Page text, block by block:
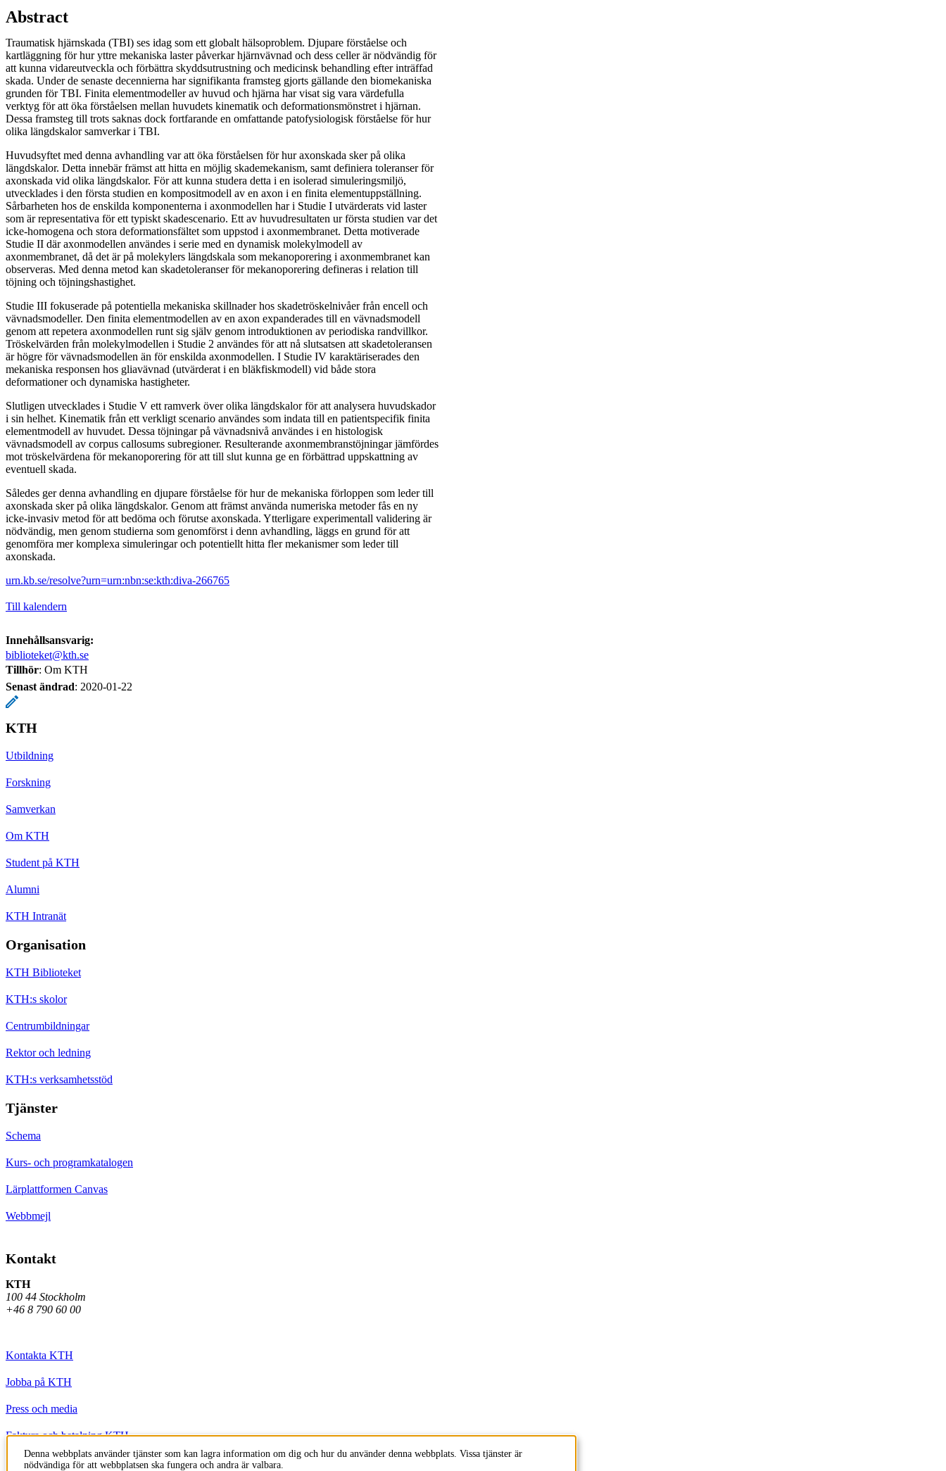
Abstract
Traumatisk hjärnskada (TBI) ses idag som ett globalt hälsoproblem. Djupare förståelse och
kartläggning för hur yttre mekaniska laster påverkar hjärnvävnad och dess celler är nödvändig för
att kunna vidareutveckla och förbättra skyddsutrustning och medicinsk behandling efter inträffad
skada. Under de senaste decennierna har signifikanta framsteg gjorts gällande den biomekaniska
grunden för TBI. Finita elementmodeller av huvud och hjärna har visat sig vara värdefulla
verktyg för att öka förståelsen mellan huvudets kinematik och deformationsmönstret i hjärnan.
Dessa framsteg till trots saknas dock fortfarande en omfattande patofysiologisk förståelse för hur
olika längdskalor samverkar i TBI.
Huvudsyftet med denna avhandling var att öka förståelsen för hur axonskada sker på olika
längdskalor. Detta innebär främst att hitta en möjlig skademekanism, samt definiera toleranser för
axonskada vid olika längdskalor. För att kunna studera detta i en isolerad simuleringsmiljö,
utvecklades i den första studien en kompositmodell av en axon i en finita elementuppställning.
Sårbarheten hos de enskilda komponenterna i axonmodellen har i Studie I utvärderats vid laster
som är representativa för ett typiskt skadescenario. Ett av huvudresultaten ur första studien var det
icke-homogena och stora deformationsfältet som uppstod i axonmembranet. Detta motiverade
Studie II där axonmodellen användes i serie med en dynamisk molekylmodell av
axonmembranet, då det är på molekylers längdskala som mekanoporering i axonmembranet kan
observeras. Med denna metod kan skadetoleranser för mekanoporering defineras i relation till
töjning och töjningshastighet.
Studie III fokuserade på potentiella mekaniska skillnader hos skadetröskelnivåer från encell och
vävnadsmodeller. Den finita elementmodellen av en axon expanderades till en vävnadsmodell
genom att repetera axonmodellen runt sig själv genom introduktionen av periodiska randvillkor.
Tröskelvärden från molekylmodellen i Studie 2 användes för att nå slutsatsen att skadetoleransen
är högre för vävnadsmodellen än för enskilda axonmodellen. I Studie IV karaktäriserades den
mekaniska responsen hos gliavävnad (utvärderat i en bläkfiskmodell) vid både stora
deformationer och dynamiska hastigheter.
Slutligen utvecklades i Studie V ett ramverk över olika längdskalor för att analysera huvudskador
i sin helhet. Kinematik från ett verkligt scenario användes som indata till en patientspecifik finita
elementmodell av huvudet. Dessa töjningar på vävnadsnivå användes i en histologisk
vävnadsmodell av corpus callosums subregioner. Resulterande axonmembranstöjningar jämfördes
mot tröskelvärdena för mekanoporering för att till slut kunna ge en förbättrad uppskattning av
eventuell skada.
Således ger denna avhandling en djupare förståelse för hur de mekaniska förloppen som leder till
axonskada sker på olika längdskalor. Genom att främst använda numeriska metoder fås en ny
icke-invasiv metod för att bedöma och förutse axonskada. Ytterligare experimentall validering är
nödvändig, men genom studierna som genomförst i denn avhandling, läggs en grund för att
genomföra mer komplexa simuleringar och potentiellt hitta fler mekanismer som leder till
axonskada.
urn.kb.se/resolve?urn=urn:nbn:se:kth:diva-266765
Till kalendern
Innehållsansvarig:
biblioteket@kth.se
Tillhör: Om KTH
Senast ändrad: 2020-01-22
KTH
Utbildning
Forskning
Samverkan
Om KTH
Student på KTH
Alumni
KTH Intranät
Organisation
KTH Biblioteket
KTH:s skolor
Centrumbildningar
Rektor och ledning
KTH:s verksamhetsstöd
Tjänster
Schema
Kurs- och programkatalogen
Lärplattformen Canvas
Webbmejl
Kontakt
KTH
100 44 Stockholm
+46 8 790 60 00
Kontakta KTH
Jobba på KTH
Press och media
Faktura och betalning KTH
Om KTH:s webbplatser
Denna webbplats använder tjänster som kan lagra information om dig och hur du använder denna webbplats. Vissa tjänster är
nödvändiga för att webbplatsen ska fungera och andra är valbara.